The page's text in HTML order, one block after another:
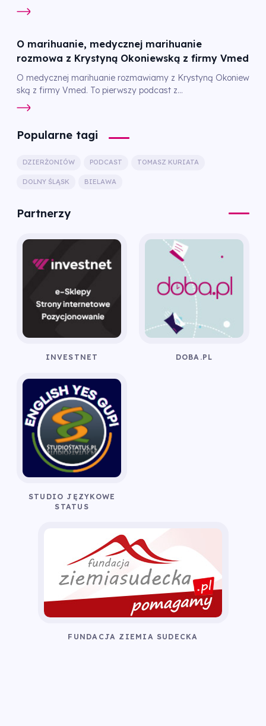
O marihuanie, medycznej marihuanie
rozmowa z Krystyną Okoniewską z firmy Vmed
O medycznej marihuanie rozmawiamy z Krystyną Okoniew
ską z firmy Vmed. To pierwszy podcast z...
Popularne tagi
DZIERŻONIÓW PODCAST TOMASZ KURIATA
DOLNY ŚLĄSK BIELAWA
Partnerzy
INVESTNET DOBA.PL
STUDIO JĘZYKOWE
STATUS
FUNDACJA ZIEMIA SUDECKA